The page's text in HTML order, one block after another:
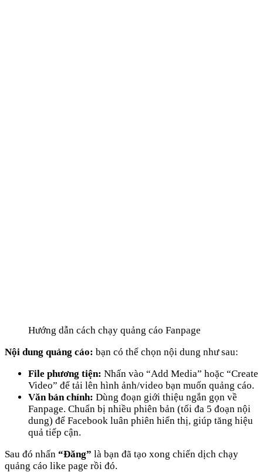
Hướng dẫn cách chạy quảng cáo Fanpage
Nội dung quảng cáo: bạn có thể chọn nội dung như sau:
File phương tiện: Nhấn vào “Add Media” hoặc “Create
Video” để tải lên hình ảnh/video bạn muốn quảng cáo.
Văn bản chính: Dùng đoạn giới thiệu ngắn gọn về
Fanpage. Chuẩn bị nhiều phiên bản (tối đa 5 đoạn nội
dung) để Facebook luân phiên hiển thị, giúp tăng hiệu
quả tiếp cận.
Sau đó nhấn “Đăng” là bạn đã tạo xong chiến dịch chạy
quảng cáo like page rồi đó.